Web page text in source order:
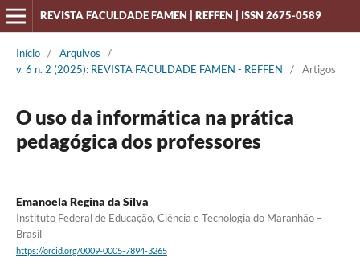
REVISTA FACULDADE FAMEN | REFFEN | ISSN 2675-0589
Início / Arquivos
/
v. 6 n. 2 (2025): REVISTA FACULDADE FAMEN - REFFEN
/ Artigos
O uso da informática na prática
pedagógica dos professores
Emanoela Regina da Silva
Instituto Federal de Educação, Ciência e Tecnologia do Maranhão –
Brasil
https://orcid.org/0009-0005-7894-3265